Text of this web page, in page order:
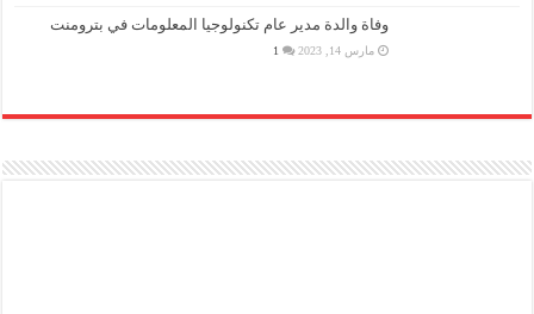
وفاة والدة مدير عام تكنولوجيا المعلومات في بترومنت
مارس 14, 2023 1